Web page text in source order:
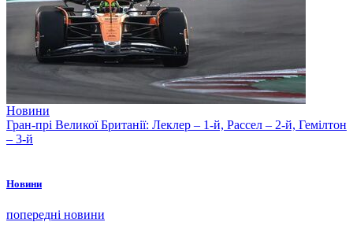
Новини
Гран-прі Великої Британії: Леклер – 1-й, Рассел – 2-й, Гемілтон
– 3-й
Новини
попередні новини